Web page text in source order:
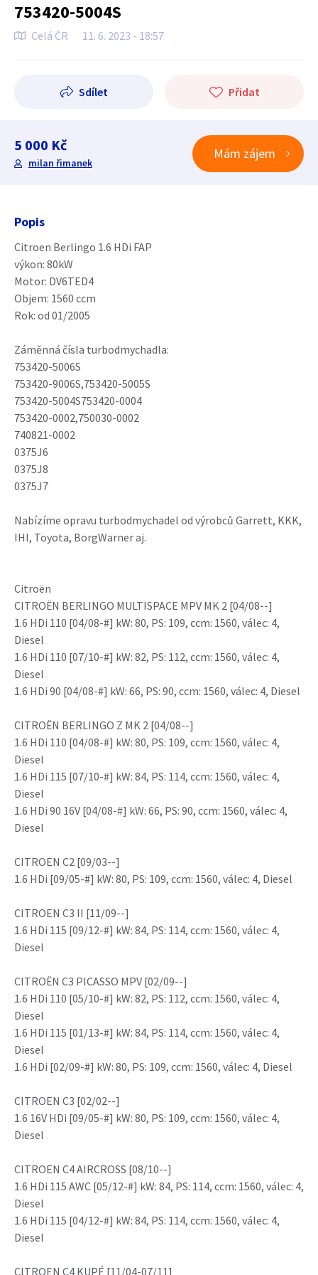
753420-5004S
Celá ČR 11. 6. 2023 - 18:57
Sdílet Přidat
5 000 Kč
milan řimanek
Mám zájem
Popis
Citroen Berlingo 1.6 HDi FAP
výkon: 80kW
Motor: DV6TED4
Objem: 1560 ccm
Rok: od 01/2005
Záměnná čísla turbodmychadla:
753420-5006S
753420-9006S,753420-5005S
753420-5004S753420-0004
753420-0002,750030-0002
740821-0002
0375J6
0375J8
0375J7
Nabízíme opravu turbodmychadel od výrobců Garrett, KKK,
IHI, Toyota, BorgWarner aj.
Citroën
CITROËN BERLINGO MULTISPACE MPV MK 2 [04/08--]
1.6 HDi 110 [04/08-#] kW: 80, PS: 109, ccm: 1560, válec: 4,
Diesel
1.6 HDi 110 [07/10-#] kW: 82, PS: 112, ccm: 1560, válec: 4,
Diesel
1.6 HDi 90 [04/08-#] kW: 66, PS: 90, ccm: 1560, válec: 4, Diesel
CITROËN BERLINGO Z MK 2 [04/08--]
1.6 HDi 110 [04/08-#] kW: 80, PS: 109, ccm: 1560, válec: 4,
Diesel
1.6 HDi 115 [07/10-#] kW: 84, PS: 114, ccm: 1560, válec: 4,
Diesel
1.6 HDi 90 16V [04/08-#] kW: 66, PS: 90, ccm: 1560, válec: 4,
Diesel
CITROEN C2 [09/03--]
1.6 HDi [09/05-#] kW: 80, PS: 109, ccm: 1560, válec: 4, Diesel
CITROEN C3 II [11/09--]
1.6 HDi 115 [09/12-#] kW: 84, PS: 114, ccm: 1560, válec: 4,
Diesel
CITROËN C3 PICASSO MPV [02/09--]
1.6 HDi 110 [05/10-#] kW: 82, PS: 112, ccm: 1560, válec: 4,
Diesel
1.6 HDi 115 [01/13-#] kW: 84, PS: 114, ccm: 1560, válec: 4,
Diesel
1.6 HDi [02/09-#] kW: 80, PS: 109, ccm: 1560, válec: 4, Diesel
CITROEN C3 [02/02--]
1.6 16V HDi [09/05-#] kW: 80, PS: 109, ccm: 1560, válec: 4,
Diesel
CITROEN C4 AIRCROSS [08/10--]
1.6 HDi 115 AWC [05/12-#] kW: 84, PS: 114, ccm: 1560, válec: 4,
Diesel
1.6 HDi 115 [04/12-#] kW: 84, PS: 114, ccm: 1560, válec: 4,
Diesel
CITROEN C4 KUPÉ [11/04-07/11]